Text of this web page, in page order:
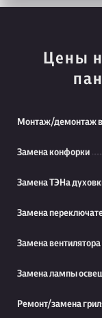
Цены
Монтаж/демонтаж
Замена конфорки
Замена ТЭНа
Замена
Замена
Замена лампы
Ремонт/замена